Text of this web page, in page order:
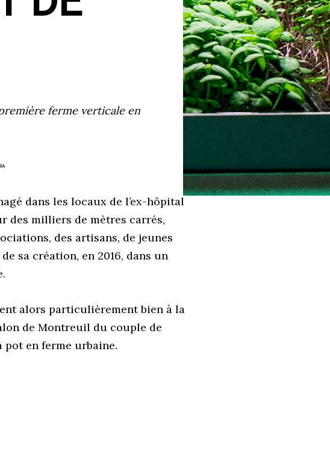
ferme verticale en
dans les locaux de l’ex-hôpital
des milliers de mètres carrés,
des artisans, de jeunes
sa création, en 2016, dans un
alors particulièrement bien à la
de Montreuil du couple de
en ferme urbaine.